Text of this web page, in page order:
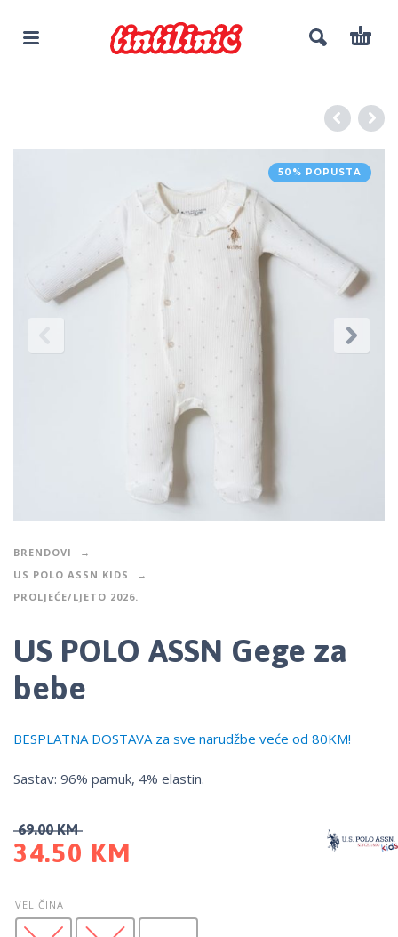
50% POPUSTA
BRENDOVI
US POLO ASSN KIDS
PROLJEĆE/LJETO 2026.
US POLO ASSN Gege za
bebe
BESPLATNA DOSTAVA za sve narudžbe veće od 80KM!
Sastav: 96% pamuk, 4% elastin.
69.00KM
34.50 KM
VELIČINA